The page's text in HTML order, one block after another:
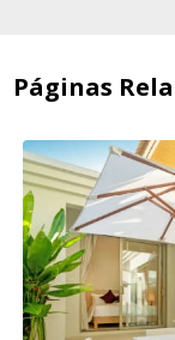
Páginas